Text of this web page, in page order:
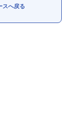
スへ戻る